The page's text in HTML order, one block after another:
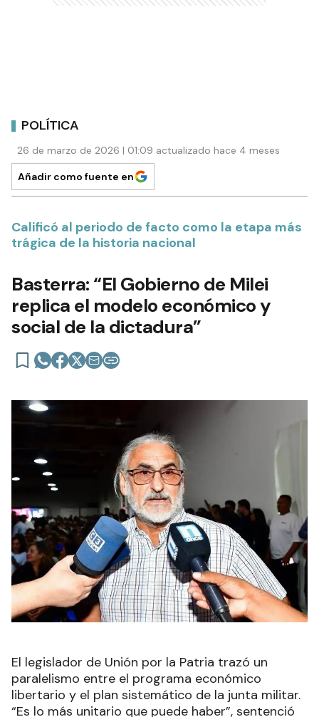
POLÍTICA
26 de marzo de 2026 | 01:09 actualizado hace 4 meses
Añadir como fuente en
Calificó al periodo de facto como la etapa más
trágica de la historia nacional
Basterra: “El Gobierno de Milei
replica el modelo económico y
social de la dictadura”
El legislador de Unión por la Patria trazó un
paralelismo entre el programa económico
libertario y el plan sistemático de la junta militar.
“Es lo más unitario que puede haber”, sentenció